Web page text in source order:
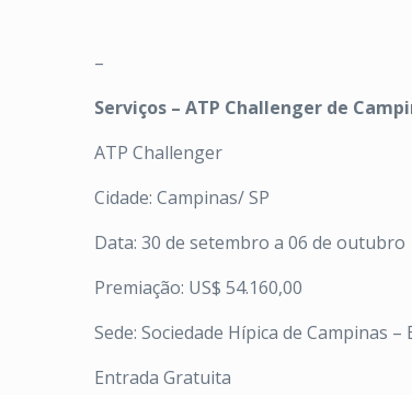
–
Serviços – ATP Challenger de
ATP Challenger
Cidade: Campinas/ SP
Data: 30 de setembro a 06 de outubro
Premiação: US$ 54.160,00
Sede: Sociedade Hípica de Campinas
Entrada Gratuita